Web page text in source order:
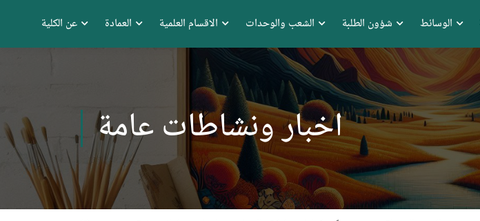
عن الكلية العمادة الاقسام العلمية الشعب والوحدات شؤون الطلبة الوسائط
اخبار ونشاطات عامة